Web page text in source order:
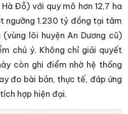
Đỗ) với quy mô hơn 12,7 ha
ngưỡng 1.230 tỷ đồng tại tâm
(vùng lõi huyện An Dương cũ)
chú ý. Không chỉ giải quyết
còn ghi điểm nhờ hệ thống
đo bài bản, thực tế, đáp ứng
hợp hiện đại.